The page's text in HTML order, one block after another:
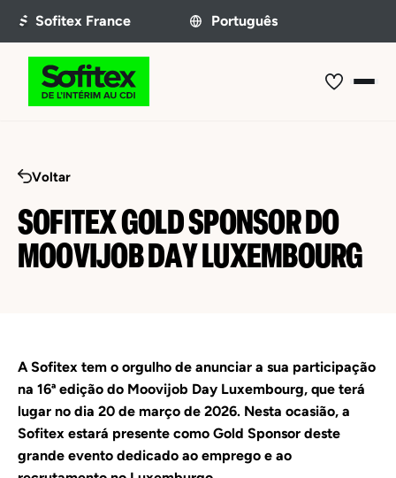
Voltar
SOFITEX GOLD SPONSOR DO
MOOVIJOB DAY LUXEMBOURG
ASofitex tem o orgulho de anunciar a sua participação
na 16ª edição do Moovijob Day Luxembourg, que terá
lugar no dia 20 de março de 2026. Nesta ocasião, a
Sofitex estará presente como Gold Sponsor deste
grande evento dedicado ao emprego e ao